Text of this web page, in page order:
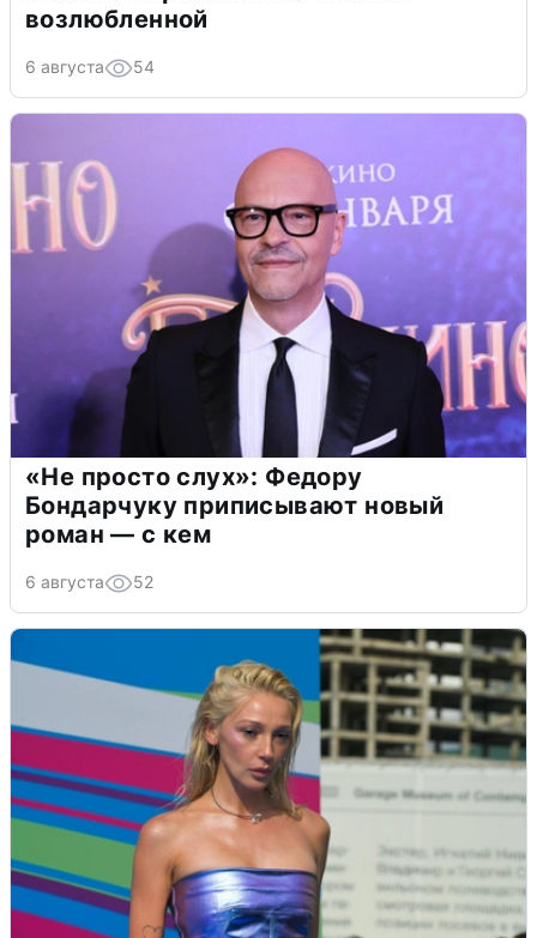
возлюбленной
6 августа 54
«Не просто слух»: Федору
Бондарчуку приписывают новый
роман — с кем
6 августа 52